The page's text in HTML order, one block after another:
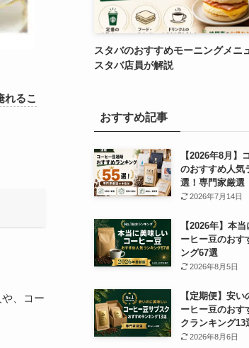
れるこ
、コー
スタバのおすすめモーニングメニ
スタバ店員が解説
おすすめ記事
【2026年8月】
のおすすめ人気
選！専門家厳選
2026年7月14日
【2026年】本
ーヒー豆のおす
ング67選
2026年8月5日
【定期便】安
ーヒー豆のおす
クランキング13
2026年8月6日